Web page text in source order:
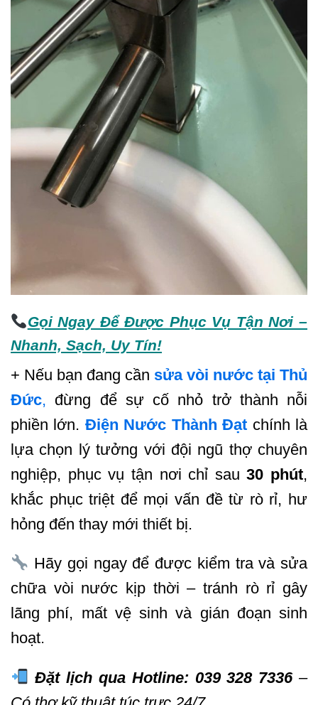
Gọi Ngay Để Được Phục Vụ Tận Nơi –
Nhanh, Sạch, Uy Tín!
+ Nếu bạn đang cần sửa vòi nước tại Thủ
Đức, đừng để sự cố nhỏ trở thành nỗi
phiền lớn. Điện Nước Thành Đạt chính là
lựa chọn lý tưởng với đội ngũ thợ chuyên
nghiệp, phục vụ tận nơi chỉ sau30 phút,
khắc phục triệt để mọi vấn đề từ rò rỉ, hư
hỏng đến thay mới thiết bị.
Hãy gọi ngay để được kiểm tra và sửa
chữa vòi nước kịp thời – tránh rò rỉ gây
lãng phí, mất vệ sinh và gián đoạn sinh
hoạt.
Đặt lịch qua Hotline: 039 328 7336–